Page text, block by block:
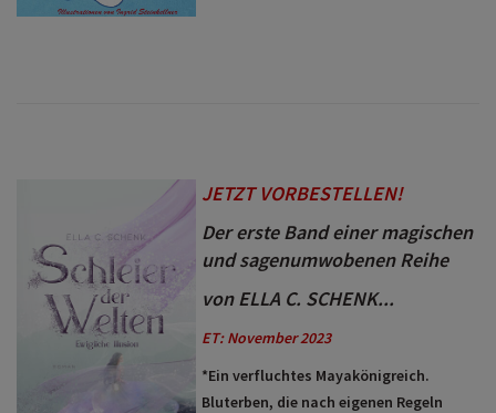
JETZT VORBESTELLEN!
Der erste Band einer magischen
und sagenumwobenen Reihe
von ELLA C. SCHENK...
ET: November 2023
*Ein verfluchtes Mayakönigreich.
Bluterben, die nach eigenen Regeln